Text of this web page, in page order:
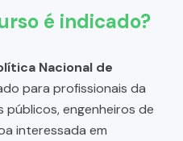
é indicado?
Nacional de
para profissionais da
públicos, engenheiros de
interessada em